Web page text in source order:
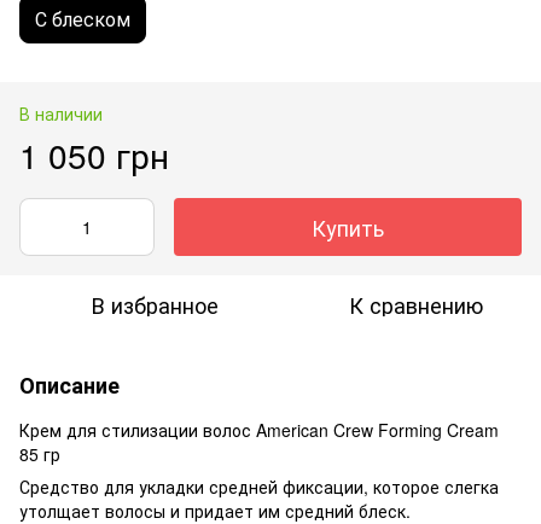
С блеском
В наличии
1 050 грн
Купить
В избранное К сравнению
Описание
Крем для стилизации волос American Crew Forming Cream
85 гр
Средство для укладки средней фиксации, которое слегка
утолщает волосы и придает им средний блеск.